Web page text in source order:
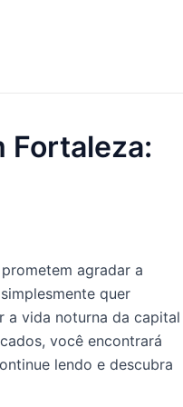
Fortaleza:
agradar a
quer
a vida noturna da capital
você encontrará
lendo e descubra